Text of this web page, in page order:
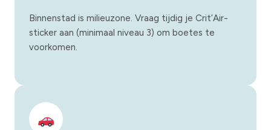
Binnenstad is milieuzone. Vraag tijdig je Crit’Air-
sticker aan (minimaal niveau 3) om boetes te
voorkomen.